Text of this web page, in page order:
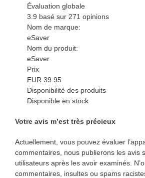
Évaluation globale
3.9 basé sur 271 opinions
Nom de marque:
eSaver
Nom du produit:
eSaver
Prix
EUR 39.95
Disponibilité des produits
Disponible en stock
Votre avis m’est très précieux
Actuellement, vous pouvez évaluer
commentaires, nous publierons les avis
utilisateurs après les avoir examinés.
commentaires, insultes ou spams